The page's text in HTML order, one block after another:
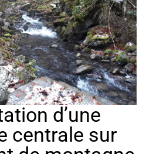
d’une
centrale sur